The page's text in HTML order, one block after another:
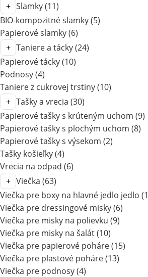
Slamky(11)
BIO-kompozitné slamky(5)
Papierové slamky(6)
Taniere a tácky(24)
Papierové tácky(10)
Podnosy(4)
Taniere z cukrovej trstiny(10)
Tašky a vrecia (30)
Papierové tašky s krúteným uchom (9)
Papierové tašky s plochým uchom (8)
Papierové tašky s výsekom (2)
Tašky košieľky(4)
Vrecia na odpad (6)
Viečka (63)
Viečka pre boxy na hlavné jedlo jedlo
Viečka pre dressingové misky(6)
Viečka pre misky na polievku (9)
Viečka pre misky na šalát(10)
Viečka pre papierové poháre(15)
Viečka pre plastové poháre(13)
Viečka pre podnosy(4)